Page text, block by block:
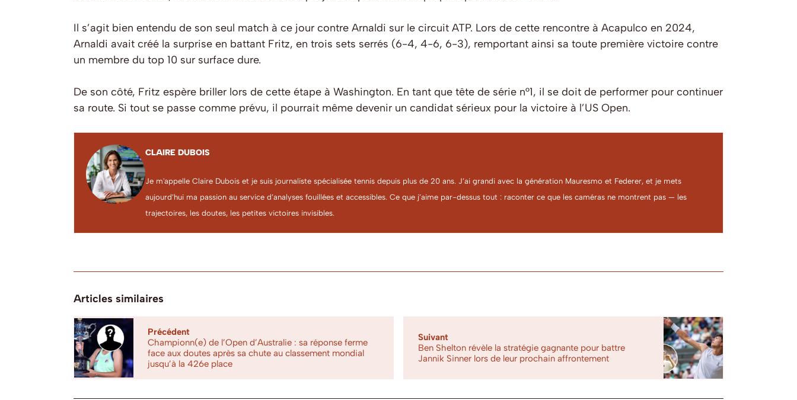
Il s’agit bien entendu de son seul match à ce jour contre Arnaldi sur le circuit ATP. Lors de cette rencontre à Acapulco en 2024,
Arnaldi avait créé la surprise en battant Fritz, en trois sets serrés (6-4, 4-6, 6-3), remportant ainsi sa toute première victoire contre
un membre du top 10 sur surface dure.
De son côté, Fritz espère briller lors de cette étape à Washington. En tant que tête de série n°1, il se doit de performer pour continuer
sa route. Si tout se passe comme prévu, il pourrait même devenir un candidat sérieux pour la victoire à l’US Open.
CLAIRE DUBOIS
Je m'appelle Claire Dubois et je suis journaliste spécialisée tennis depuis plus de 20 ans. J’ai grandi avec la génération Mauresmo et Federer, et je mets
aujourd’hui ma passion au service d’analyses fouillées et accessibles. Ce que j’aime par-dessus tout : raconter ce que les caméras ne montrent pas — les
trajectoires, les doutes, les petites victoires invisibles.
Articles similaires
Précédent
Championn(e) de l’Open d’Australie : sa réponse ferme
face aux doutes après sa chute au classement mondial
jusqu’à la 426e place
Suivant
Ben Shelton révèle la stratégie gagnante pour battre
Jannik Sinner lors de leur prochain affrontement